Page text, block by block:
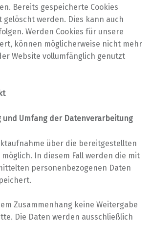
Bereits gespeicherte Cookies
gelöscht werden. Dies kann auch
Werden Cookies für unsere
können möglicherweise nicht mehr
Website vollumfänglich genutzt
und Umfang der Datenverarbeitung
über die bereitgestellten
In diesem Fall werden die mit
personenbezogenen Daten
Zusammenhang keine Weitergabe
Die Daten werden ausschließlich